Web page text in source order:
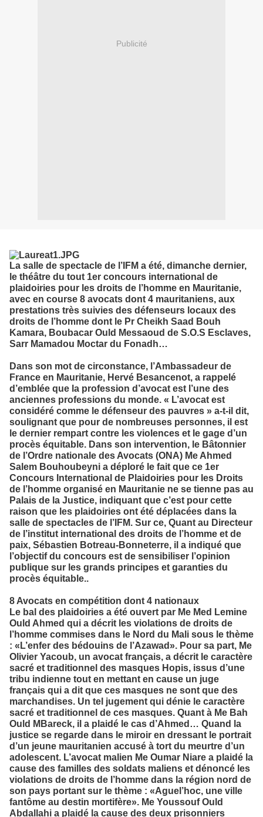
Publicité
La salle de spectacle de l’IFM a été, dimanche dernier,
le théâtre du tout 1er concours international de
plaidoiries pour les droits de l’homme en Mauritanie,
avec en course 8 avocats dont 4 mauritaniens, aux
prestations très suivies des défenseurs locaux des
droits de l’homme dont le Pr Cheikh Saad Bouh
Kamara, Boubacar Ould Messaoud de S.O.S Esclaves,
Sarr Mamadou Moctar du Fonadh…
Dans son mot de circonstance, l’Ambassadeur de
France en Mauritanie, Hervé Besancenot, a rappelé
d’emblée que la profession d’avocat est l’une des
anciennes professions du monde. « L’avocat est
considéré comme le défenseur des pauvres » a-t-il dit,
soulignant que pour de nombreuses personnes, il est
le dernier rempart contre les violences et le gage d’un
procès équitable. Dans son intervention, le Bâtonnier
de l’Ordre nationale des Avocats (ONA) Me Ahmed
Salem Bouhoubeyni a déploré le fait que ce 1er
Concours International de Plaidoiries pour les Droits
de l’homme organisé en Mauritanie ne se tienne pas au
Palais de la Justice, indiquant que c’est pour cette
raison que les plaidoiries ont été déplacées dans la
salle de spectacles de l’IFM. Sur ce, Quant au Directeur
de l’institut international des droits de l’homme et de
paix, Sébastien Botreau-Bonneterre, il a indiqué que
l’objectif du concours est de sensibiliser l’opinion
publique sur les grands principes et garanties du
procès équitable..
8 Avocats en compétition dont 4 nationaux
Le bal des plaidoiries a été ouvert par Me Med Lemine
Ould Ahmed qui a décrit les violations de droits de
l’homme commises dans le Nord du Mali sous le thème
: «L’enfer des bédouins de l’Azawad». Pour sa part, Me
Olivier Yacoub, un avocat français, a décrit le caractère
sacré et traditionnel des masques Hopis, issus d’une
tribu indienne tout en mettant en cause un juge
français qui a dit que ces masques ne sont que des
marchandises. Un tel jugement qui dénie le caractère
sacré et traditionnel de ces masques. Quant à Me Bah
Ould MBareck, il a plaidé le cas d’Ahmed… Quand la
justice se regarde dans le miroir en dressant le portrait
d’un jeune mauritanien accusé à tort du meurtre d’un
adolescent. L’avocat malien Me Oumar Niare a plaidé la
cause des familles des soldats maliens et dénoncé les
violations de droits de l’homme dans la région nord de
son pays portant sur le thème : «Aguel’hoc, une ville
fantôme au destin mortifère». Me Youssouf Ould
Abdallahi a plaidé la cause des deux prisonniers